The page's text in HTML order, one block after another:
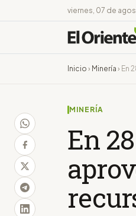
viernes, 07 de
Inicio › Minería › En
MINERÍA
En